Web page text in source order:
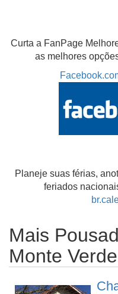
Curta a FanPage
as melhores
Planeje suas férias,
feriados
Mais
Monte Verde